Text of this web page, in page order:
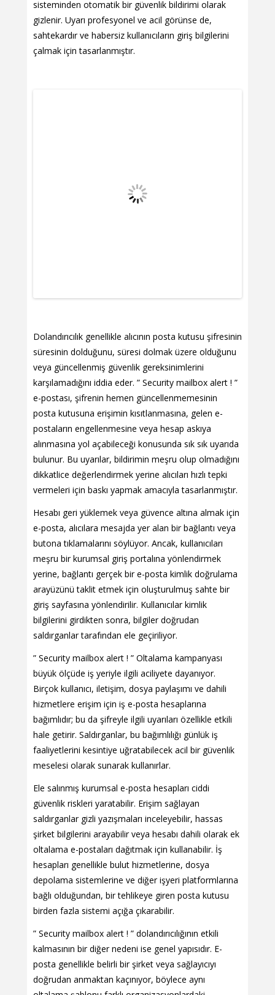
sisteminden otomatik bir güvenlik bildirimi olarak
gizlenir. Uyarı profesyonel ve acil görünse de,
sahtekardır ve habersiz kullanıcıların giriş bilgilerini
çalmak için tasarlanmıştır.
Dolandırıcılık genellikle alıcının posta kutusu şifresinin
süresinin dolduğunu, süresi dolmak üzere olduğunu
veya güncellenmiş güvenlik gereksinimlerini
karşılamadığını iddia eder. ” Security mailbox alert ! ”
e-postası, şifrenin hemen güncellenmemesinin
posta kutusuna erişimin kısıtlanmasına, gelen e-
postaların engellenmesine veya hesap askıya
alınmasına yol açabileceği konusunda sık sık uyarıda
bulunur. Bu uyarılar, bildirimin meşru olup olmadığını
dikkatlice değerlendirmek yerine alıcıları hızlı tepki
vermeleri için baskı yapmak amacıyla tasarlanmıştır.
Hesabı geri yüklemek veya güvence altına almak için
e-posta, alıcılara mesajda yer alan bir bağlantı veya
butona tıklamalarını söylüyor. Ancak, kullanıcıları
meşru bir kurumsal giriş portalına yönlendirmek
yerine, bağlantı gerçek bir e-posta kimlik doğrulama
arayüzünü taklit etmek için oluşturulmuş sahte bir
giriş sayfasına yönlendirilir. Kullanıcılar kimlik
bilgilerini girdikten sonra, bilgiler doğrudan
saldırganlar tarafından ele geçiriliyor.
” Security mailbox alert ! ” Oltalama kampanyası
büyük ölçüde iş yeriyle ilgili aciliyete dayanıyor.
Birçok kullanıcı, iletişim, dosya paylaşımı ve dahili
hizmetlere erişim için iş e-posta hesaplarına
bağımlıdır; bu da şifreyle ilgili uyarıları özellikle etkili
hale getirir. Saldırganlar, bu bağımlılığı günlük iş
faaliyetlerini kesintiye uğratabilecek acil bir güvenlik
meselesi olarak sunarak kullanırlar.
Ele salınmış kurumsal e-posta hesapları ciddi
güvenlik riskleri yaratabilir. Erişim sağlayan
saldırganlar gizli yazışmaları inceleyebilir, hassas
şirket bilgilerini arayabilir veya hesabı dahili olarak ek
oltalama e-postaları dağıtmak için kullanabilir. İş
hesapları genellikle bulut hizmetlerine, dosya
depolama sistemlerine ve diğer işyeri platformlarına
bağlı olduğundan, bir tehlikeye giren posta kutusu
birden fazla sistemi açığa çıkarabilir.
” Security mailbox alert ! ” dolandırıcılığının etkili
kalmasının bir diğer nedeni ise genel yapısıdır. E-
posta genellikle belirli bir şirket veya sağlayıcıyı
doğrudan anmaktan kaçınıyor, böylece aynı